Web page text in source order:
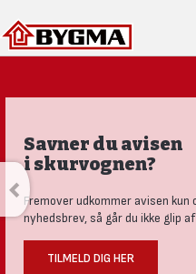
Savner du avisen
i skurvognen?
Fremover udkommer avisen kun
nyhedsbrev, så går du ikke glip
TILMELD DIG HER